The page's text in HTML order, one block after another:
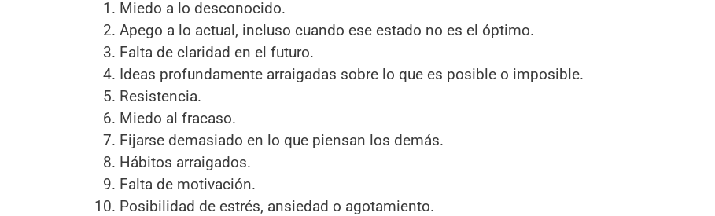
Miedo a lo desconocido.
Apego a lo actual, incluso cuando ese estado no es el óptimo.
Falta de claridad en el futuro.
Ideas profundamente arraigadas sobre lo que es posible o imposible.
Resistencia.
Miedo al fracaso.
Fijarse demasiado en lo que piensan los demás.
Hábitos arraigados.
Falta de motivación.
Posibilidad de estrés, ansiedad o agotamiento.